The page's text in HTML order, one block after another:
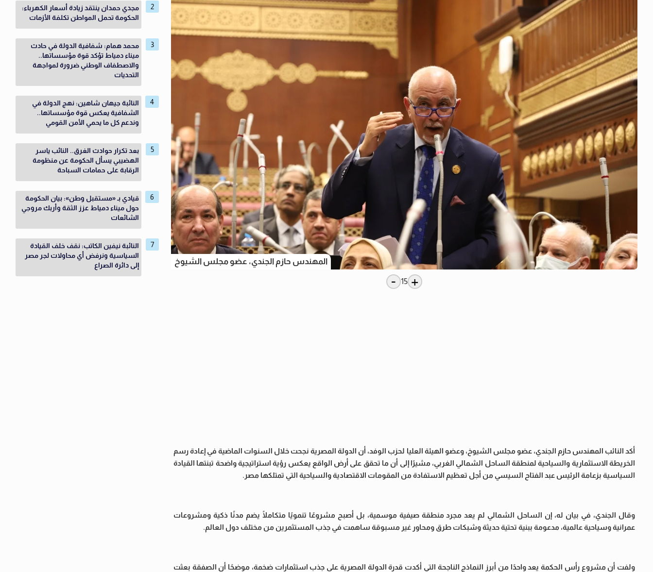
المهندس حازم الجندي، عضو مجلس الشيوخ
+
15
-
أكد النائب المهندس حازم الجندي، عضو مجلس الشيوخ، وعضو الهيئة العليا لحزب الوفد، أن الدولة المصرية نجحت خلال السنوات الماضية في إعادة رسم
الخريطة الاستثمارية والسياحية لمنطقة الساحل الشمالي الغربي، مشيرًا إلى أن ما تحقق على أرض الواقع يعكس رؤية استراتيجية واضحة تبنتها القيادة
السياسية بزعامة الرئيس عبد الفتاح السيسي من أجل تعظيم الاستفادة من المقومات الاقتصادية والسياحية التي تمتلكها مصر.
وقال الجندي، في بيان له، إن الساحل الشمالي لم يعد مجرد منطقة صيفية موسمية، بل أصبح مشروعًا تنمويًا متكاملًا يضم مدنًا ذكية ومشروعات
عمرانية وسياحية عالمية، مدعومة ببنية تحتية حديثة وشبكات طرق ومحاور غير مسبوقة ساهمت في جذب المستثمرين من مختلف دول العالم.
ولفت أن مشروع رأس الحكمة يعد واحدًا من أبرز النماذج الناجحة التي أكدت قدرة الدولة المصرية على جذب استثمارات ضخمة، موضحًا أن الصفقة بعثت
مجدي حمدان ينتقد زيادة أسعار الكهرباء:
الحكومة تحمل المواطن تكلفة الأزمات
محمد همام: شفافية الدولة في حادث
ميناء دمياط تؤكد قوة مؤسساتها..
والاصطفاف الوطني ضرورة لمواجهة
التحديات
النائبة جيهان شاهين: نهج الدولة في
الشفافية يعكس قوة مؤسساتها..
وندعم كل ما يحمي الأمن القومي
بعد تكرار حوادث الغرق.. النائب ياسر
الهضيبي يسأل الحكومة عن منظومة
الرقابة على حمامات السباحة
قيادي بـ «مستقبل وطن»: بيان الحكومة
حول ميناء دمياط عزز الثقة وأربك مروجي
الشائعات
النائبة نيفين الكاتب: نقف خلف القيادة
السياسية ونرفض أي محاولات لجر مصر
إلى دائرة الصراع